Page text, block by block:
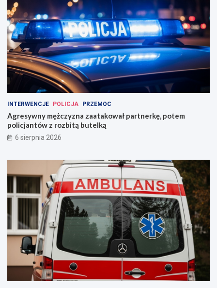
INTERWENCJE POLICJA PRZEMOC
Agresywny mężczyzna zaatakował partnerkę, potem
policjantów z rozbitą butelką
6 sierpnia 2026